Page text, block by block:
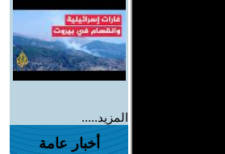
المزيد.....
أخبار عامة